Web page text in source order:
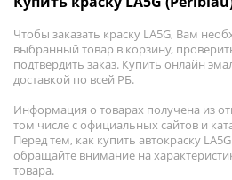
Чтобы заказать краску LA5G, Вам
выбранный товар в корзину,
подтвердить заказ. Купить онлайн
доставкой по всей РБ.
Информация о товарах получена из
том числе с официальных сайтов и
Перед тем, как купить автокраску
обращайте внимание на
товара.